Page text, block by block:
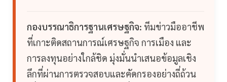
กองบรรณาธิการฐานเศรษฐกิจ: ทีมข่าวมืออาชีพ
ที่เกาะติดสถานการณ์เศรษฐกิจ การเมือง และ
การลงทุนอย่างใกล้ชิด มุ่งมั่นนำเสนอข้อมูลเชิง
ลึกที่ผ่านการตรวจสอบและคัดกรองอย่างถี่ถ้วน